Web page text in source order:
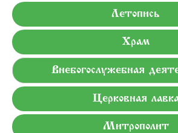
Летопись
Храм
Внебогослужебная
Церковная
Митрополит